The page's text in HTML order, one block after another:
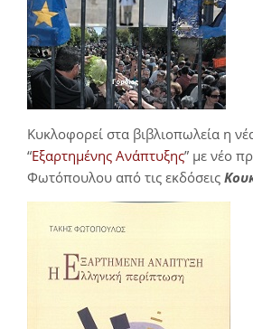
Κυκλοφορεί στα βιβλιοπωλεία η
“Εξαρτημένης Ανάπτυξης” με νέο
Φωτόπουλου από τις εκδόσεις